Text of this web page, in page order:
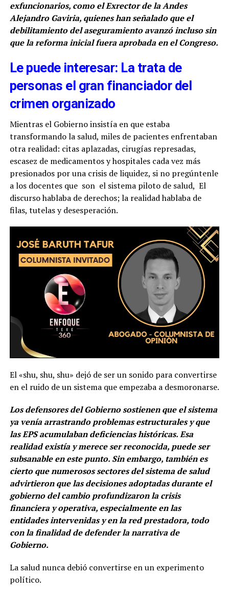
exfuncionarios, como el Exrector de la Andes
Alejandro Gaviria, quienes han señalado que el
debilitamiento del aseguramiento avanzó incluso sin
que la reforma inicial fuera aprobada en el Congreso.
Le puede interesar: La trata de
personas el gran financiador del
crimen organizado
Mientras el Gobierno insistía en que estaba
transformando la salud, miles de pacientes enfrentaban
otra realidad: citas aplazadas, cirugías represadas,
escasez de medicamentos y hospitales cada vez más
presionados por una crisis de liquidez, si no pregúntenle
a los docentes que son el sistema piloto de salud, El
discurso hablaba de derechos; la realidad hablaba de
filas, tutelas y desesperación.
El «shu, shu, shu» dejó de ser un sonido para convertirse
en el ruido de un sistema que empezaba a desmoronarse.
Los defensores del Gobierno sostienen que el sistema
ya venía arrastrando problemas estructurales y que
las EPS acumulaban deficiencias históricas. Esa
realidad existía y merece ser reconocida, puede ser
subsanable en este punto. Sin embargo, también es
cierto que numerosos sectores del sistema de salud
advirtieron que las decisiones adoptadas durante el
gobierno del cambio profundizaron la crisis
financiera y operativa, especialmente en las
entidades intervenidas y en la red prestadora, todo
con la finalidad de defender la narrativa de
Gobierno.
La salud nunca debió convertirse en un experimento
político.